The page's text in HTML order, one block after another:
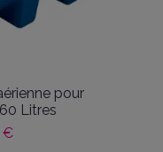
pour
Litres
€